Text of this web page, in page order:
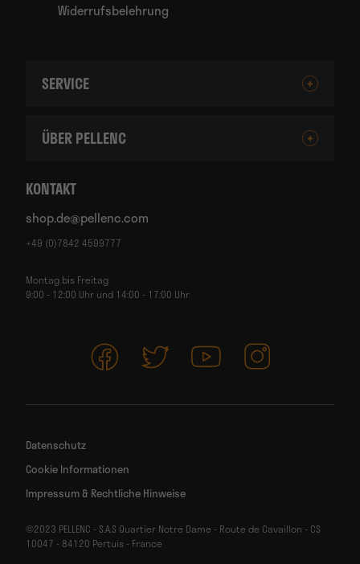
Widerrufsbelehrung
SERVICE
ÜBER PELLENC
KONTAKT
shop.de@pellenc.com
+49 (0)7842 4599777
Montag bis Freitag
9:00 - 12:00 Uhr und 14:00 - 17:00 Uhr
©2023 PELLENC - S.A.S Quartier Notre Dame - Route de Cavaillon - CS
10047 - 84120 Pertuis - France
Datenschutz
Cookie Informationen
Impressum & Rechtliche Hinweise